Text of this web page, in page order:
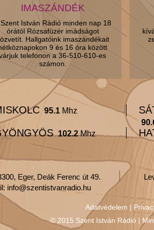
IMASZÁNDÉK
István Rádió minden nap 18
órától Rózsafüzér imádságot
Hallgatóink imaszándékait
9 és 16 óra között
telefonon a 36-510-610-es
számon.
95.1Mhz
102.2Mhz
Eger, Deák Ferenc út 49.
info@szentistvanradio.hu
Adatvédelem |
© 2015 Szent István Rádió |